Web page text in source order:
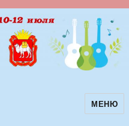
авторскойМЕНЮ